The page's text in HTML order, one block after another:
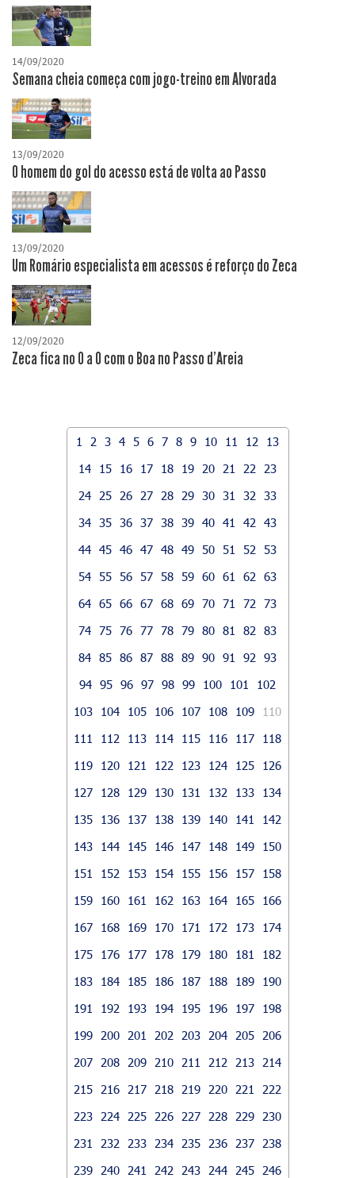
14/09/2020
Semana cheia começa com jogo-treino em Alvorada
13/09/2020
O homem do gol do acesso está de volta ao Passo
13/09/2020
Um Romário especialista em acessos é reforço do Zeca
12/09/2020
Zeca fica no 0 a 0 com o Boa no Passo d'Areia
1 2 3 4 5 6 7 8 9 10 11 12
13
14
15 16 17 18 19 20 21 22
23
24
25 26 27 28 29 30 31 32
33
34 35 36 37 38 39 40 41 42
43
44 45 46 47 48 49 50 51 52
53
54 55 56 57 58 59 60 61 62
63
64 65 66 67 68 69 70 71 72
73
74 75 76 77 78 79 80 81 82
83
84 85 86 87 88 89 90 91 92
93
94 95 96 97 98 99 100 101
102
103
104 105 106 107 108 109
110
111
112 113 114 115 116 117
118
119
120 121 122 123 124 125
126
127
128 129 130 131 132 133
134
135
136 137 138 139 140 141
142
143
144 145 146 147 148 149
150
151
152 153 154 155 156 157
158
159
160 161 162 163 164 165
166
167
168 169 170 171 172 173
174
175
176 177 178 179 180 181
182
183
184 185 186 187 188 189
190
191
192 193 194 195 196 197
198
199
200 201 202 203 204 205
206
207
208 209 210 211 212 213
214
215
216 217 218 219 220 221
222
223
224 225 226 227 228 229
230
231
232 233 234 235 236 237
238
239
240 241 242 243 244 245
246